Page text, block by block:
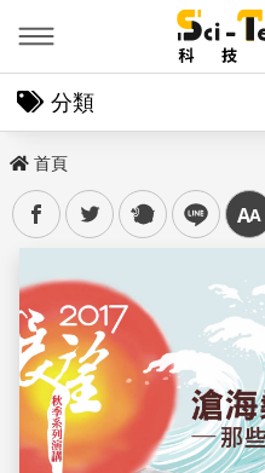
分類
首頁
facebooktwitter plurk line 中